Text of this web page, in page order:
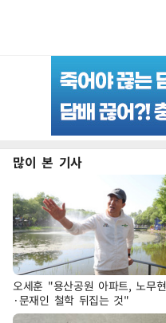
많이 본 기사
오세훈 "용산공원 아파트, 노무현
·문재인 철학 뒤집는 것"